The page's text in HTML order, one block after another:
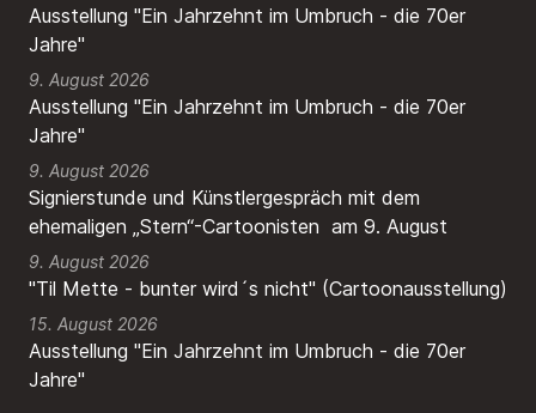
Ausstellung "Ein Jahrzehnt im Umbruch - die 70er
Jahre"
9. August 2026
Ausstellung "Ein Jahrzehnt im Umbruch - die 70er
Jahre"
9. August 2026
Signierstunde und Künstlergespräch mit dem
ehemaligen „Stern“-Cartoonisten am 9. August
9. August 2026
"Til Mette - bunter wird´s nicht" (Cartoonausstellung)
15. August 2026
Ausstellung "Ein Jahrzehnt im Umbruch - die 70er
Jahre"